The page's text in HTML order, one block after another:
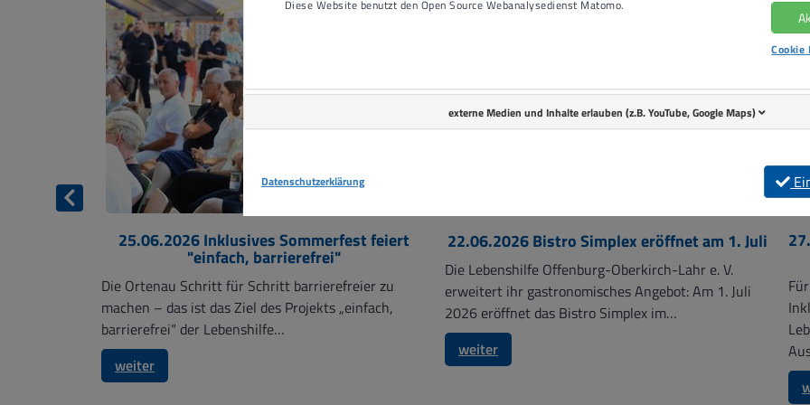
vorheriges
25.06.2026Inklusives Sommerfest feiert
"einfach, barrierefrei"
Die Ortenau Schritt für Schritt barrierefreier zu
machen – das ist das Ziel des Projekts „einfach,
barrierefrei“ der Lebenshilfe…
weiter
22.06.2026Bistro Simplex eröffnet am 1. Juli
Die Lebenshilfe Offenburg-Oberkirch-Lahr e. V.
erweitert ihr gastronomisches Angebot: Am 1. Juli
2026 eröffnet das Bistro Simplex im…
weiter
Diese Website benutzt den Open Source Webanalysedienst Matomo.
Cookie
externe Medien und Inhalte erlauben (z.B. YouTube, Google Maps)
Datenschutzerklärung